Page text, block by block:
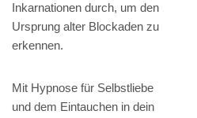
Inkarnationen durch, um den
Ursprung alter Blockaden zu
erkennen.
Mit Hypnose für Selbstliebe
und dem Eintauchen in dein